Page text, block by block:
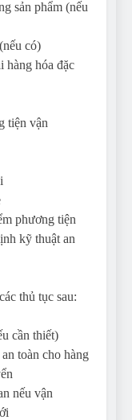
sản phẩm (nếu
có)
hàng hóa đặc
tiện vận
phương tiện
kỹ thuật an
thủ tục sau:
cần thiết)
toàn cho hàng
nếu vận